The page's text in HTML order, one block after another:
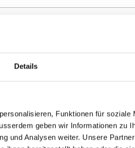
Details
Funktionen für soziale
geben wir Informationen zu
und Analysen weiter. Unsere
raffreddamento
- Incluso il serbatoio
- sommità della
massima di scavo